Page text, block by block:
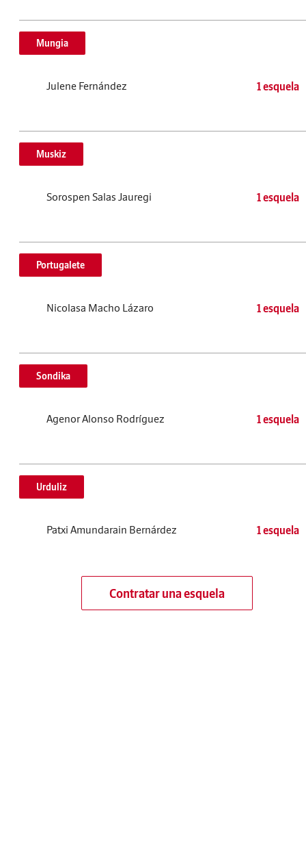
Mungia
Julene Fernández 1 esquela
Muskiz
Sorospen Salas Jauregi 1 esquela
Portugalete
Nicolasa Macho Lázaro 1 esquela
Sondika
Agenor Alonso Rodríguez 1 esquela
Urduliz
Patxi Amundarain Bernárdez 1 esquela
Contratar una esquela